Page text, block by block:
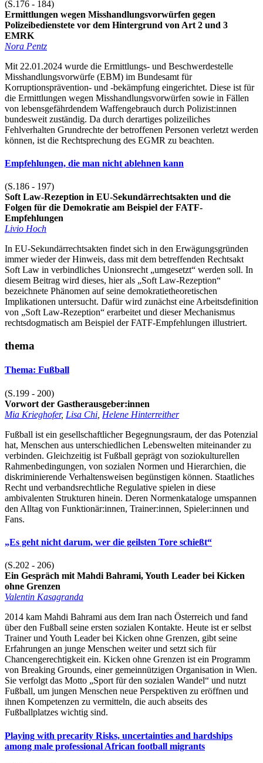
(S.176 - 184)
Ermittlungen wegen Misshandlungsvorwürfen gegen
Polizeibedienstete vor dem Hintergrund von Art 2 und 3
EMRK
Nora Pentz
Mit 22.01.2024 wurde die Ermittlungs- und Beschwerdestelle
Misshandlungsvorwürfe (EBM) im Bundesamt für
Korruptionsprävention- und -bekämpfung eingerichtet. Diese ist für
die Ermittlungen wegen Misshandlungsvorwürfen sowie in Fällen
von lebensgefährdendem Waffengebrauch durch Polizist:innen
bundesweit zuständig. Da durch derartiges polizeiliches
Fehlverhalten Grundrechte der betroffenen Personen verletzt werden
können, ist die Rechtsprechung des EGMR zu beachten.
Empfehlungen, die man nicht ablehnen kann
(S.186 - 197)
Soft Law-Rezeption in EU-Sekundärrechtsakten und die
Folgen für die Demokratie am Beispiel der FATF-
Empfehlungen
Livio Hoch
In EU-Sekundärrechtsakten findet sich in den Erwägungsgründen
immer wieder der Hinweis, dass mit dem betreffenden Rechtsakt
Soft Law in verbindliches Unionsrecht „umgesetzt“ werden soll. In
diesem Beitrag wird dieses, hier als „Soft Law-Rezeption“
bezeichnete Phänomen auf seine demokratietheoretischen
Implikationen untersucht. Dafür wird zunächst eine Arbeitsdefinition
von „Soft Law-Rezeption“ erarbeitet und dieser Mechanismus
rechtsdogmatisch am Beispiel der FATF-Empfehlungen illustriert.
thema
Thema: Fußball
(S.199 - 200)
Vorwort der Gastherausgeber:innen
Mia Krieghofer, Lisa Chi Helene Hinterreither
Fußball ist ein gesellschaftlicher Begegnungsraum, der das Potenzial
hat, Menschen aus unterschiedlichen Lebenswelten miteinander zu
verbinden. Gleichzeitig ist Fußball geprägt von soziokulturellen
Rahmenbedingungen, von sozialen Normen und Hierarchien, die
diskriminierende Verhaltensweisen begünstigen können. Staatliches
Recht und verbandsrechtliche Regulative spielen in diese
ambivalenten Strukturen hinein. Deren Normenkataloge umspannen
den Alltag von Funktionär:innen, Trainer:innen, Spieler:innen und
Fans.
„Es geht nicht darum, wer die geilsten Tore schießt“
(S.202 - 206)
Ein Gespräch mit Mahdi Bahrami, Youth Leader bei Kicken
ohne Grenzen
Valentin Kasagranda
2014 kam Mahdi Bahrami aus dem Iran nach Österreich und fand
über den Fußball seine ersten sozialen Kontakte. Heute ist er selbst
Trainer und Youth Leader bei Kicken ohne Grenzen, gibt seine
Erfahrungen an junge Menschen weiter und setzt sich für
Chancengerechtigkeit ein. Kicken ohne Grenzen ist ein Programm
von Breaking Grounds, einer gemeinnützigen Organisation in Wien.
Sie verfolgt das Motto „Sport für den sozialen Wandel“ und nutzt
Fußball, um jungen Menschen neue Perspektiven zu eröffnen und
ihnen Kompetenzen zu vermitteln, die auch abseits des
Fußballplatzes wichtig sind.
Playing with precarity Risks, uncertainties and hardships
among male professional African football migrants